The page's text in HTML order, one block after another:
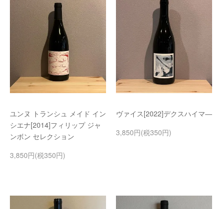
ユンヌ トランシュ メイド イン
シエナ[2014]フィリップ ジャ
ンボン セレクション
3,850円(税350円)
ヴァイス[2022]デクスハイマ―
3,850円(税350円)